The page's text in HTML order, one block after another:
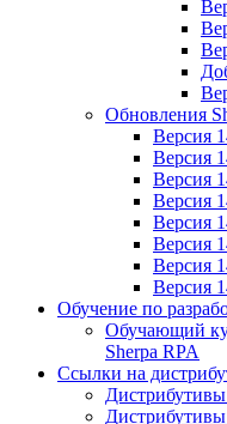
Обновления
Версия
Версия
Версия
Версия
Версия
Версия
Версия
Версия
Обучение по
Обучающий
Sherpa RPA
Ссылки на